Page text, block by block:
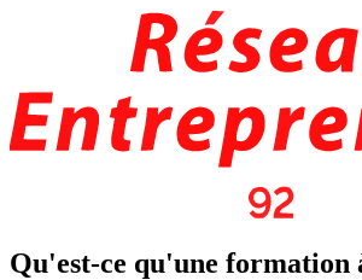
Qu'est-ce qu'une formation